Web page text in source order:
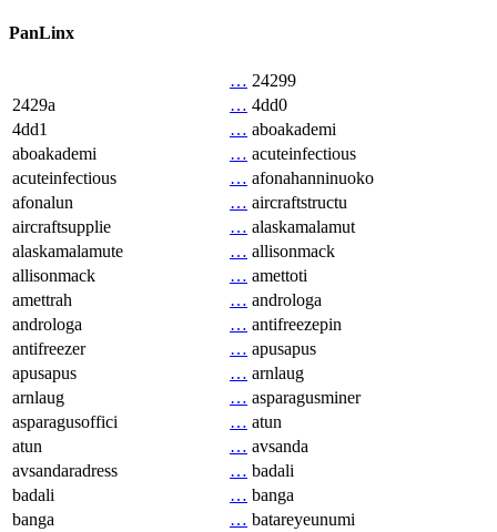
PanLinx
… 24299
2429a
… 4dd0
4dd1
… aboakademi
aboakademi
… acuteinfectious
acuteinfectious
… afonahanninuoko
afonalun
… aircraftstructu
aircraftsupplie
… alaskamalamut
alaskamalamute
… allisonmack
allisonmack
… amettoti
amettrah
… androloga
androloga
… antifreezepin
antifreezer
… apusapus
apusapus
… arnlaug
arnlaug
… asparagusminer
asparagusoffici
… atun
atun
… avsanda
avsandaradress
… badali
badali
… banga
banga
… batareyeunumi